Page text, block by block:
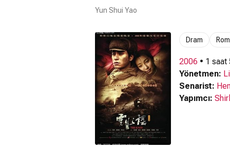
Yun Shui Yao
Dram
2006 • 1 saat
Yönetmen:
Senarist:
Yapımcı: